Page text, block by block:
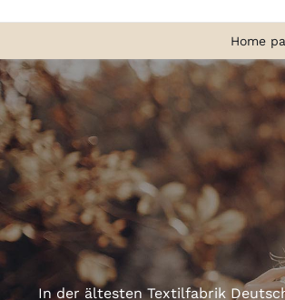
Home
In der ältesten Textilfabrik